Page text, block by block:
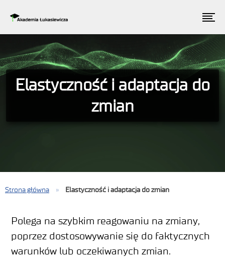
Elastyczność i adaptacja do
zmian
Strona główna » Elastyczność i adaptacja do zmian
Polega na szybkim reagowaniu na zmiany,
poprzez dostosowywanie się do faktycznych
warunków lub oczekiwanych zmian.